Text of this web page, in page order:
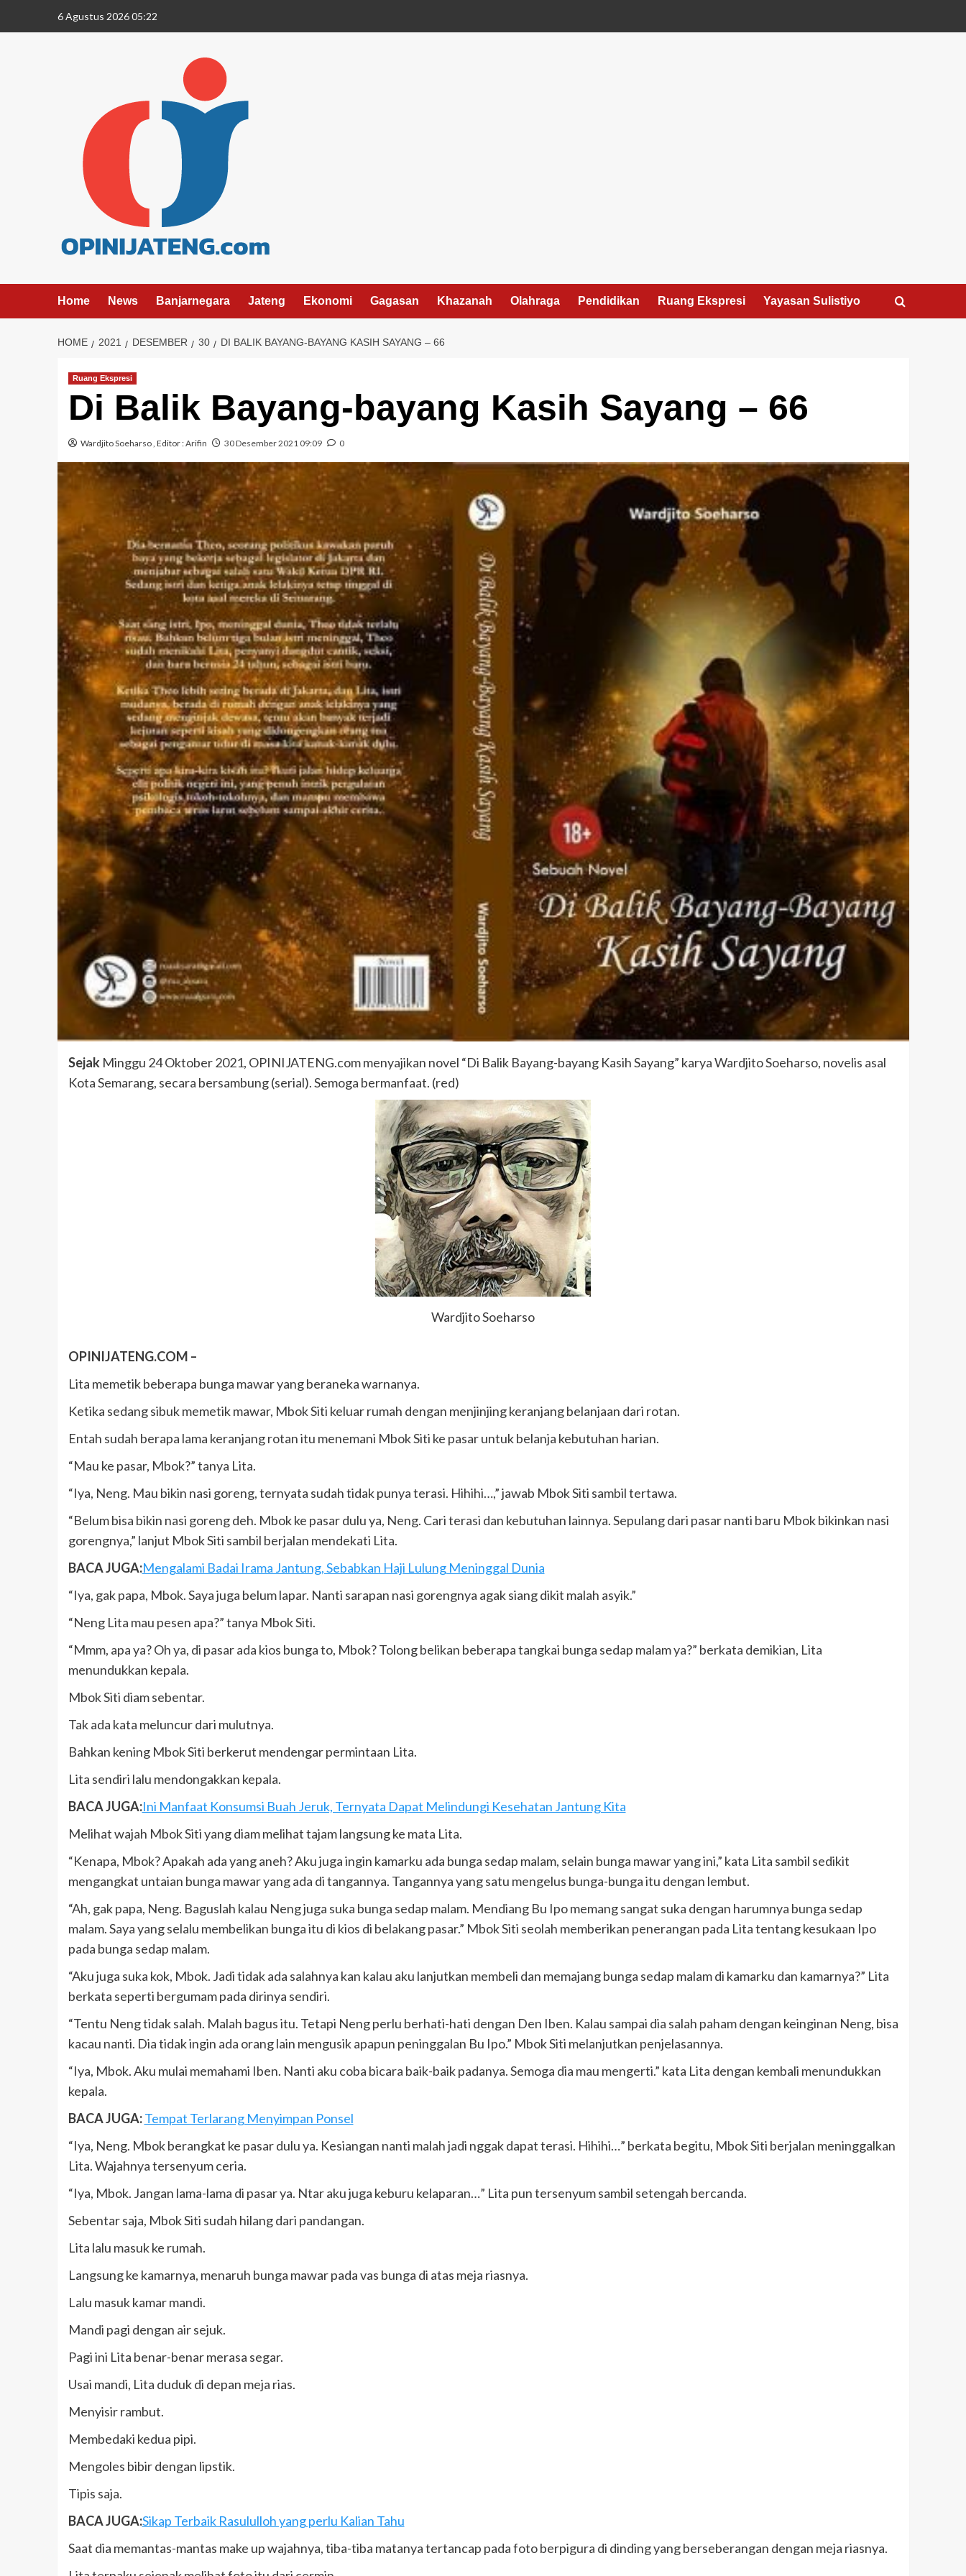
6 Agustus 2026 05:22
Home News Banjarnegara Jateng Ekonomi Gagasan Khazanah Olahraga Pendidikan Ruang Ekspresi Yayasan Sulistiyo
HOME 2021 DESEMBER 30 DI BALIK BAYANG-BAYANG KASIH SAYANG – 66
Ruang Ekspresi
Di Balik Bayang-bayang Kasih Sayang – 66
Wardjito Soeharso, Editor :Arifin 30 Desember 2021 09:09 0
SejakMinggu 24 Oktober 2021, OPINIJATENG.com menyajikan novel “Di Balik Bayang-bayang Kasih Sayang” karya Wardjito Soeharso, novelis asal
Kota Semarang, secara bersambung (serial). Semoga bermanfaat. (red)
Wardjito Soeharso
OPINIJATENG.COM –
Lita memetik beberapa bunga mawar yang beraneka warnanya.
Ketika sedang sibuk memetik mawar, Mbok Siti keluar rumah dengan menjinjing keranjang belanjaan dari rotan.
Entah sudah berapa lama keranjang rotan itu menemani Mbok Siti ke pasar untuk belanja kebutuhan harian.
“Mau ke pasar, Mbok?” tanya Lita.
“Iya, Neng. Mau bikin nasi goreng, ternyata sudah tidak punya terasi. Hihihi…,” jawab Mbok Siti sambil tertawa.
“Belum bisa bikin nasi goreng deh. Mbok ke pasar dulu ya, Neng. Cari terasi dan kebutuhan lainnya. Sepulang dari pasar nanti baru Mbok bikinkan nasi
gorengnya,” lanjut Mbok Siti sambil berjalan mendekati Lita.
BACA JUGA:Mengalami Badai Irama Jantung, Sebabkan Haji Lulung Meninggal Dunia
“Iya, gak papa, Mbok. Saya juga belum lapar. Nanti sarapan nasi gorengnya agak siang dikit malah asyik.”
“Neng Lita mau pesen apa?” tanya Mbok Siti.
“Mmm, apa ya? Oh ya, di pasar ada kios bunga to, Mbok? Tolong belikan beberapa tangkai bunga sedap malam ya?” berkata demikian, Lita
menundukkan kepala.
Mbok Siti diam sebentar.
Tak ada kata meluncur dari mulutnya.
Bahkan kening Mbok Siti berkerut mendengar permintaan Lita.
Lita sendiri lalu mendongakkan kepala.
BACA JUGA:Ini Manfaat Konsumsi Buah Jeruk, Ternyata Dapat Melindungi Kesehatan Jantung Kita
Melihat wajah Mbok Siti yang diam melihat tajam langsung ke mata Lita.
“Kenapa, Mbok? Apakah ada yang aneh? Aku juga ingin kamarku ada bunga sedap malam, selain bunga mawar yang ini,” kata Lita sambil sedikit
mengangkat untaian bunga mawar yang ada di tangannya. Tangannya yang satu mengelus bunga-bunga itu dengan lembut.
“Ah, gak papa, Neng. Baguslah kalau Neng juga suka bunga sedap malam. Mendiang Bu Ipo memang sangat suka dengan harumnya bunga sedap
malam. Saya yang selalu membelikan bunga itu di kios di belakang pasar.” Mbok Siti seolah memberikan penerangan pada Lita tentang kesukaan Ipo
pada bunga sedap malam.
“Aku juga suka kok, Mbok. Jadi tidak ada salahnya kan kalau aku lanjutkan membeli dan memajang bunga sedap malam di kamarku dan kamarnya?” Lita
berkata seperti bergumam pada dirinya sendiri.
“Tentu Neng tidak salah. Malah bagus itu. Tetapi Neng perlu berhati-hati dengan Den Iben. Kalau sampai dia salah paham dengan keinginan Neng, bisa
kacau nanti. Dia tidak ingin ada orang lain mengusik apapun peninggalan Bu Ipo.” Mbok Siti melanjutkan penjelasannya.
“Iya, Mbok. Aku mulai memahami Iben. Nanti aku coba bicara baik-baik padanya. Semoga dia mau mengerti.” kata Lita dengan kembali menundukkan
kepala.
BACA JUGA:Tempat Terlarang Menyimpan Ponsel
“Iya, Neng. Mbok berangkat ke pasar dulu ya. Kesiangan nanti malah jadi nggak dapat terasi. Hihihi…” berkata begitu, Mbok Siti berjalan meninggalkan
Lita. Wajahnya tersenyum ceria.
“Iya, Mbok. Jangan lama-lama di pasar ya. Ntar aku juga keburu kelaparan…” Lita pun tersenyum sambil setengah bercanda.
Sebentar saja, Mbok Siti sudah hilang dari pandangan.
Lita lalu masuk ke rumah.
Langsung ke kamarnya, menaruh bunga mawar pada vas bunga di atas meja riasnya.
Lalu masuk kamar mandi.
Mandi pagi dengan air sejuk.
Pagi ini Lita benar-benar merasa segar.
Usai mandi, Lita duduk di depan meja rias.
Menyisir rambut.
Membedaki kedua pipi.
Mengoles bibir dengan lipstik.
Tipis saja.
BACA JUGA:Sikap Terbaik Rasululloh yang perlu Kalian Tahu
Saat dia memantas-mantas make up wajahnya, tiba-tiba matanya tertancap pada foto berpigura di dinding yang berseberangan dengan meja riasnya.